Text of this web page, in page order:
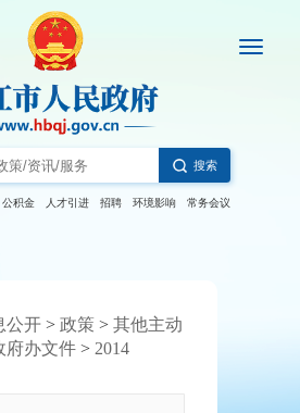
搜索
公积金 人才引进 招聘 环境影响 常务会议
公开 > 政策 > 其他主动
府办文件 > 2014